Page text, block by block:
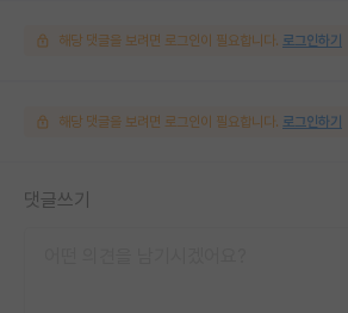
해당 댓글을 보려면 로그인이 필요합니다. 로그인하기
해당 댓글을 보려면 로그인이 필요합니다. 로그인하기
댓글쓰기